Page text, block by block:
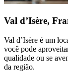
Val d’Isère,
Val d’Isère é um
você pode
qualidade ou se
da região.